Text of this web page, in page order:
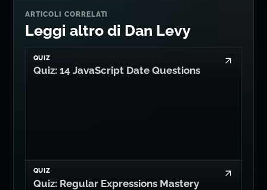
ARTICOLI CORRELATI
Leggi altro di Dan Levy
QUIZ
Quiz: 14 JavaScript Date Questions
QUIZ
Quiz: Regular Expressions Mastery